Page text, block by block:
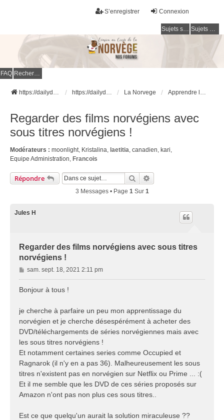
Connexion
S’enregistrer
Sujets sans réponse Sujets actifs
FAQ Rechercher
https://dailydigesthub.com https://dailydigesthub.com La Norvege Apprendre le Norvégien
Regarder des films norvégiens avec
sous titres norvégiens !
Modérateurs : moonlight, Kristalina, laetitia, canadien, kari,
Equipe Administration, Francois
Répondre Rechercher
3 Messages • Page 1Sur 1
Jules H
Regarder des films norvégiens avec sous titres
norvégiens !
M
e
s
g
e
sam. sept. 18, 2021 2:11 pm
Bonjour à tous !
je cherche à parfaire un peu mon apprentissage du
norvégien et je cherche désespérément à acheter des
DVD/téléchargements de séries norvégiennes mais avec
les sous titres norvégiens !
Et notamment certaines series comme Occupied et
Ragnarok (il n'y en a pas 36). Malheureusement les sous
titres n'existent pas en norvégien sur Netflix ou Prime ... :(
Et il me semble que les DVD de ces séries proposés sur
Amazon n'ont pas non plus ces sous titres..
Est ce que quelqu'un aurait la solution miraculeuse ??